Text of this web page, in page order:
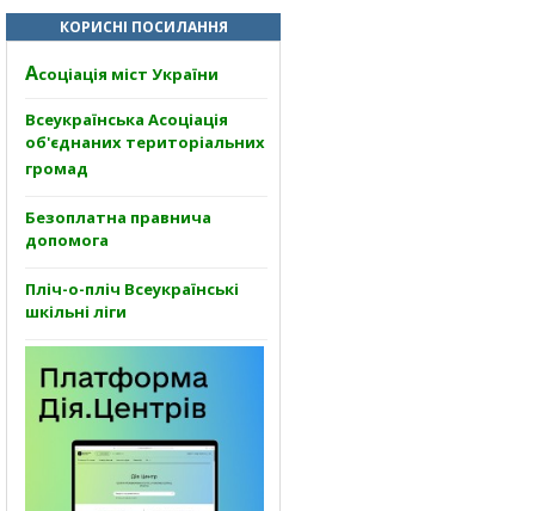
КОРИСНІ ПОСИЛАННЯ
Асоціація міст України
Всеукраїнська Асоціація
об'єднаних територіальних
громад
Безоплатна правнича
допомога
Пліч-о-пліч Всеукраїнські
шкільні ліги